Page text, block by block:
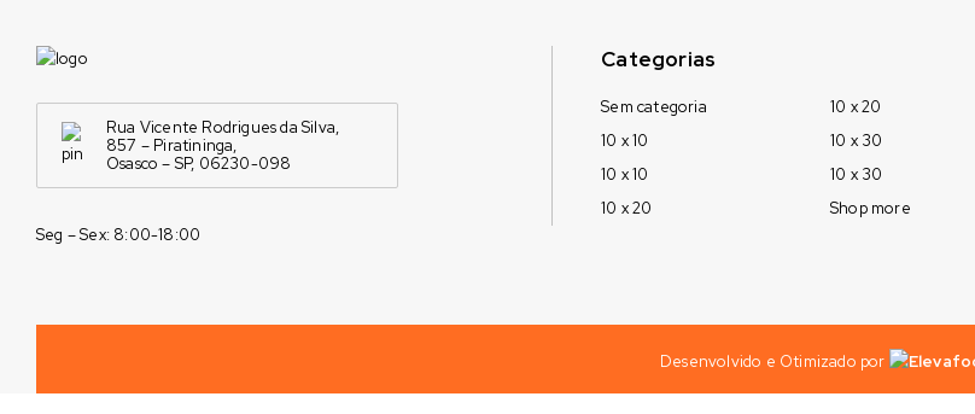
Rua Vicente Rodrigues da Silva,
857 – Piratininga,
Osasco – SP, 06230-098
Seg – Sex: 8:00-18:00
Categorias
Sem categoria
10 x 10
10 x 10
10 x 20
10 x 20
10 x 30
10 x 30
Shop more
Desenvolvido e Otimizado por